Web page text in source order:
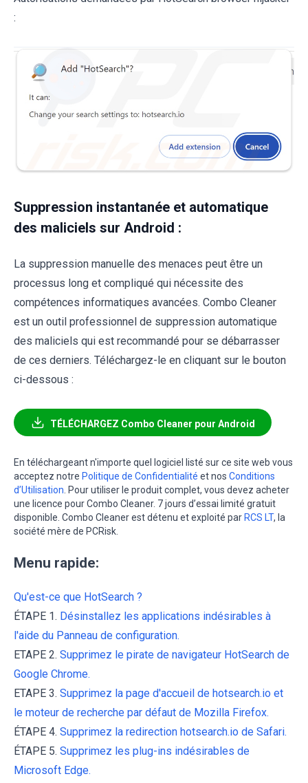
:
Suppression instantanée et automatique
des maliciels sur Android :
La suppression manuelle des menaces peut être un
processus long et compliqué qui nécessite des
compétences informatiques avancées. Combo Cleaner
est un outil professionnel de suppression automatique
des maliciels qui est recommandé pour se débarrasser
de ces derniers. Téléchargez-le en cliquant sur le bouton
ci-dessous :
TÉLÉCHARGEZ Combo Cleaner pour Android
En téléchargeant n'importe quel logiciel listé sur ce site web vous
acceptez notre Politique de Confidentialité et nos Conditions
d’Utilisation . Pour utiliser le produit complet, vous devez acheter
une licence pour Combo Cleaner. 7 jours d’essai limité gratuit
disponible. Combo Cleaner est détenu et exploité par RCS LT, la
société mère de PCRisk.
Menu rapide:
Qu'est-ce que HotSearch ?
ÉTAPE 1. Désinstallez les applications indésirables à
l'aide du Panneau de configuration.
ETAPE 2. Supprimez le pirate de navigateur HotSearch de
Google Chrome.
ETAPE 3. Supprimez la page d'accueil de hotsearch.io et
le moteur de recherche par défaut de Mozilla Firefox.
ÉTAPE 4. Supprimez la redirection hotsearch.io de Safari.
ÉTAPE 5. Supprimez les plug-ins indésirables de
Microsoft Edge.